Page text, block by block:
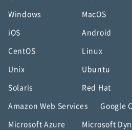
Windows MacOS
iOS Android
CentOS Linux
Unix Ubuntu
Solaris Red Hat
Amazon Web Services Google
Microsoft Azure Microsoft